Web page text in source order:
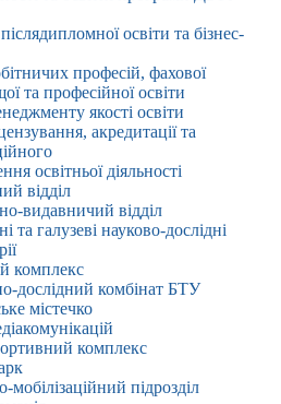
освіти та бізнес-
професій, фахової
та професійної освіти
якості освіти
акредитації та
освітньої діяльності
відділ
видавничий відділ
та галузеві науково-дослідні
комплекс
дослідний комбінат БТУ
містечко
комплекс
мобілізаційний підрозділ